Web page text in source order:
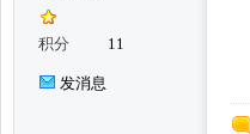
积分 11
发消息